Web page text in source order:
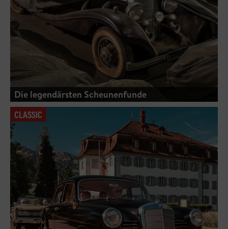
Die legendärsten Scheunenfunde
CLASSIC